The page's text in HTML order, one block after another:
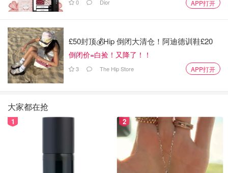
0 Dior APP打开
£50封顶💰Hip 倒闭大清仓！阿迪德训鞋£20
倒闭价=白捡！又降了！！
3 The Hip Store APP打开
大家都在抢
1 2